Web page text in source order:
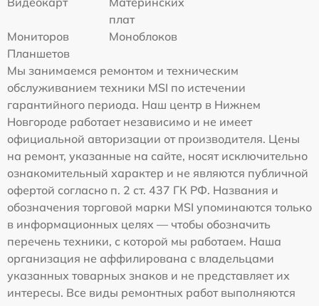
плат
Мониторов
Моноблоков
Планшетов
Мы занимаемся ремонтом и техническим
обслуживанием техники MSI по истечении
гарантийного периода. Наш центр в Нижнем
Новгороде работает независимо и не имеет
официальной авторизации от производителя. Цены
на ремонт, указанные на сайте, носят исключительно
ознакомительный характер и не являются публичной
офертой согласно п. 2 ст. 437 ГК РФ. Названия и
обозначения торговой марки MSI упоминаются только
в информационных целях — чтобы обозначить
перечень техники, с которой мы работаем. Наша
организация не аффилирована с владельцами
указанных товарных знаков и не представляет их
интересы. Все виды ремонтных работ выполняются